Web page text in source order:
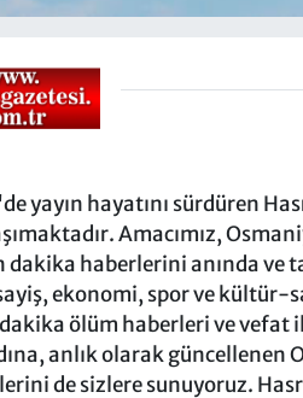
yayın hayatını sürdüren
Amacımız,
haberlerini anında ve
ekonomi, spor ve kültür-
ölüm haberleri ve vefat
anlık olarak
de sizlere sunuyoruz.